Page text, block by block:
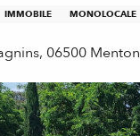
IMMOBILE MONOLOCALE
06500 Menton